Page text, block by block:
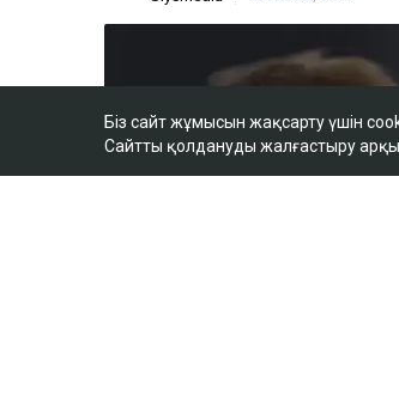
Біз сайт жұмысын жақсарту үшін
Сайтты қолдануды жалғастыру